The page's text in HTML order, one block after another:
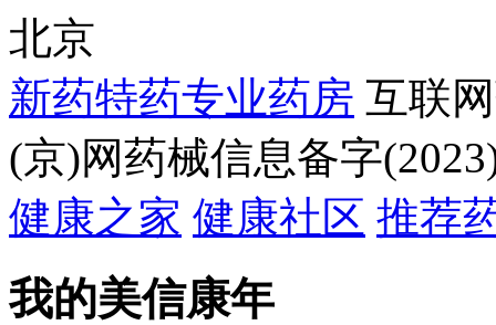
北京
新药特药专业药房 互联
(京)网药械信息备字
健康之家 健康社区 推荐
我的美信康年